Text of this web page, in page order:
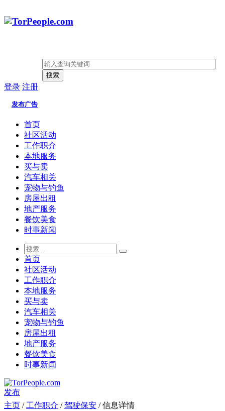
搜索
登录 注册
发布广告
首页
社区活动
工作职介
本地服务
买与卖
汽车相关
宠物与钓鱼
房屋出租
地产服务
餐饮美食
时事新闻
首页
社区活动
工作职介
本地服务
买与卖
汽车相关
宠物与钓鱼
房屋出租
地产服务
餐饮美食
时事新闻
发布
主页 /工作职介 /驾驶保安 / 信息详情